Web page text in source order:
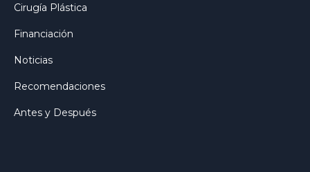
Cirugía Plástica
Financiación
Noticias
Recomendaciones
Antes y Después